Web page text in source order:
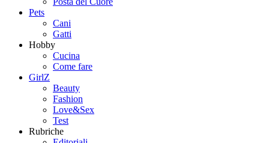
Pets
Cani
Gatti
Hobby
Cucina
Come fare
GirlZ
Beauty
Fashion
Love&Sex
Test
Rubriche